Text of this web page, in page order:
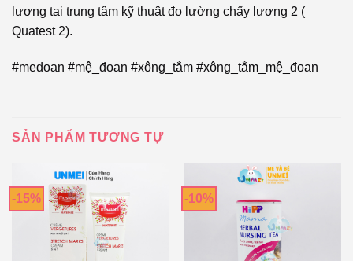
lượng tại trung tâm kỹ thuật đo lường chấy lượng 2 (
Quatest 2).
#medoan #mệ_đoan #xông_tắm #xông_tắm_mệ_đoan
SẢN PHẨM TƯƠNG TỰ
-15% -10%